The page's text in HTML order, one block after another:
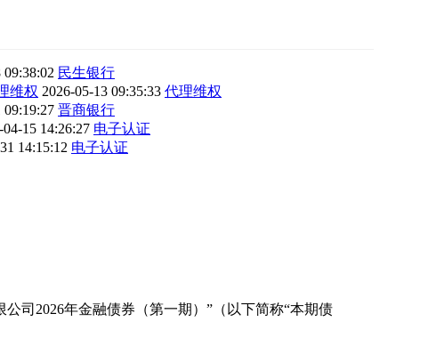
09:38:02 民生银行
维权 2026-05-13 09:35:33 代理维权
09:19:27 晋商银行
04-15 14:26:27 电子认证
14:15:12 电子认证
司2026年金融债券（第一期）”（以下简称“本期债